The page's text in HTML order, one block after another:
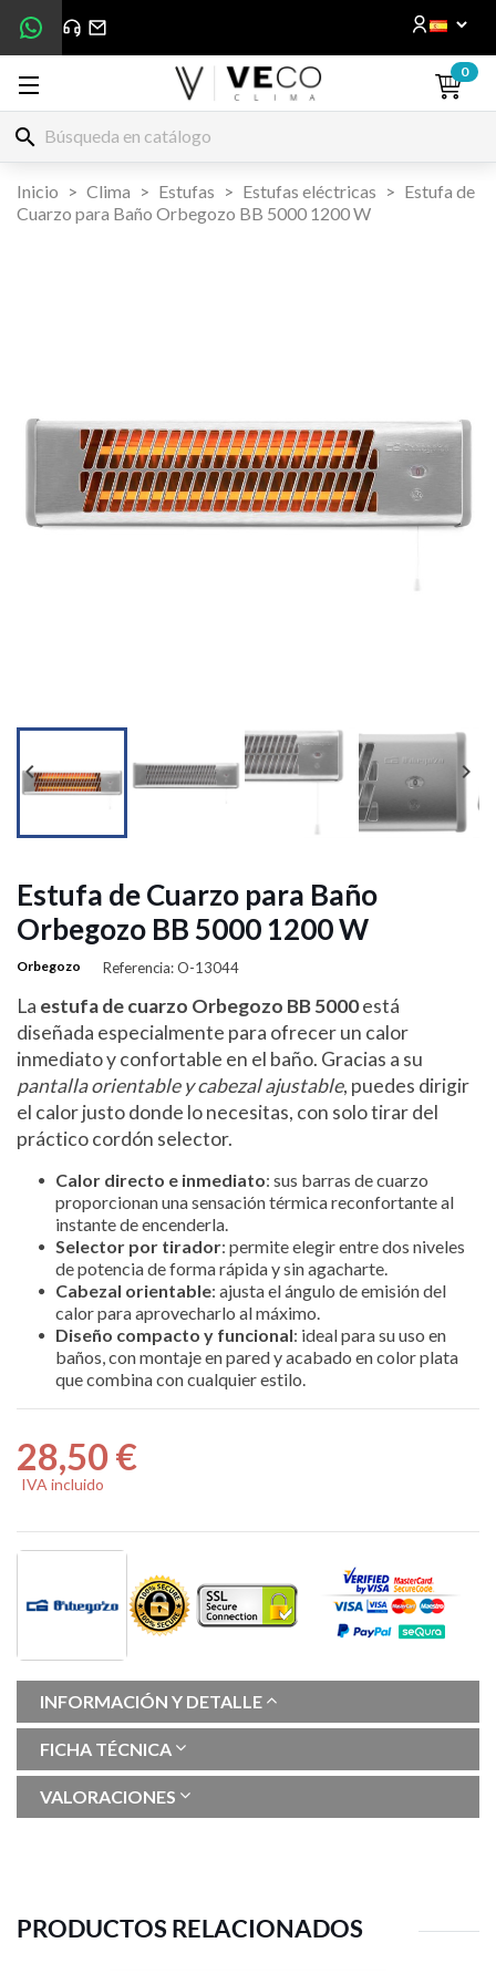
0
search
Inicio Clima Estufas Estufas eléctricas
Estufa de
Cuarzo para Baño Orbegozo BB 5000 1200 W
 
Estufa de Cuarzo para Baño
Orbegozo BB 5000 1200 W
Orbegozo Referencia: O-13044
La estufa de cuarzo Orbegozo BB 5000está
diseñada especialmente para ofrecer un calor
inmediato y confortable en el baño. Gracias a su
pantalla orientable y cabezal ajustable, puedes dirigir
el calor justo donde lo necesitas, con solo tirar del
práctico cordón selector.
Calor directo e inmediato: sus barras de cuarzo
proporcionan una sensación térmica reconfortante al
instante de encenderla.
Selector por tirador: permite elegir entre dos niveles
de potencia de forma rápida y sin agacharte.
Cabezal orientable: ajusta el ángulo de emisión del
calor para aprovecharlo al máximo.
Diseño compacto y funcional: ideal para su uso en
baños, con montaje en pared y acabado en color plata
que combina con cualquier estilo.
28,50 €
IVA incluido
INFORMACIÓN Y DETALLE
FICHA TÉCNICA
VALORACIONES
PRODUCTOS RELACIONADOS